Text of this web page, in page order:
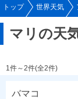
トップ 世界天気
マリの天
1件～2件(全2件)
バマコ